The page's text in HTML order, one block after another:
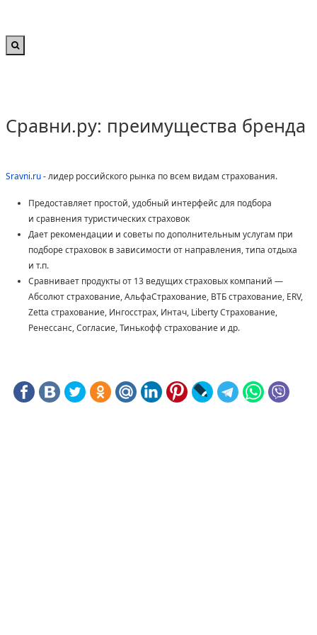
Сравни.ру: преимущества бренда
Sravni.ru- лидер российского рынка по всем видам страхования.
Предоставляет простой, удобный интерфейс для подбора
и сравнения туристических страховок
Дает рекомендации и советы по дополнительным услугам при
подборе страховок в зависимости от направления, типа отдыха
и т.п.
Сравнивает продукты от 13 ведущих страховых компаний —
Абсолют страхование, АльфаСтрахование, ВТБ страхование, ERV,
Zetta страхование, Ингосстрах, Интач, Liberty Страхование,
Ренессанс, Согласие, Тинькофф страхование и др.